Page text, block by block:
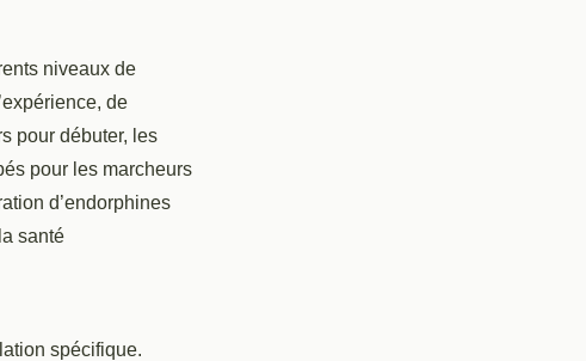
niveaux de
de
pour débuter, les
pour les marcheurs
d’endorphines
santé
spécifique.